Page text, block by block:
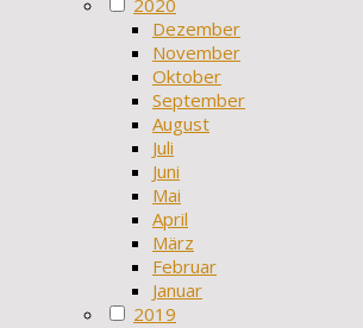
2020
Dezember
November
Oktober
September
August
Juli
Juni
Mai
April
März
Februar
Januar
2019